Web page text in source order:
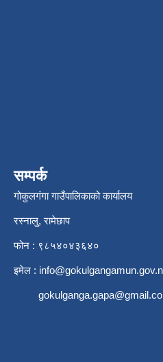
सम्पर्क
गोकुलगंगा गाउँपालिकाको कार्यालय
रस्नालु, रामेछाप
फोन : ९८५४०४३६४०
इमेल :